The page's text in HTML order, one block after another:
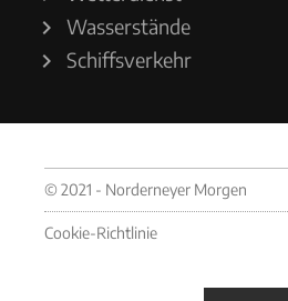
Wasserstände
Schiffsverkehr
© 2021 - Norderneyer Morgen
Cookie-Richtlinie